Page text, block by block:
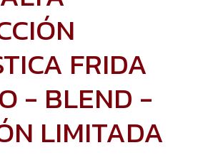
FRIDA
- BLEND -
LIMITADA